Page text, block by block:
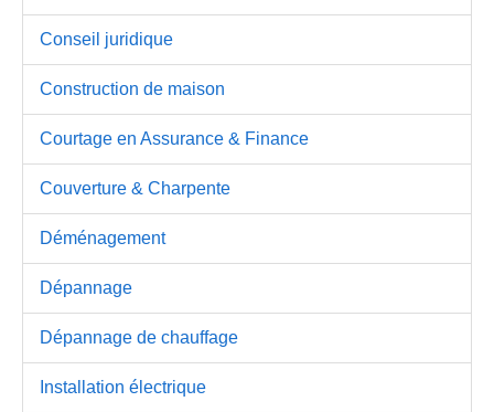
Conseil juridique
Construction de maison
Courtage en Assurance & Finance
Couverture & Charpente
Déménagement
Dépannage
Dépannage de chauffage
Installation électrique